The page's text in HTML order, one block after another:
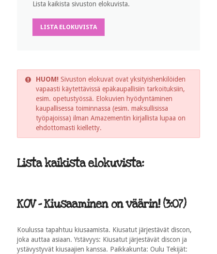
Lista kaikista sivuston elokuvista.
LISTA ELOKUVISTA
HUOM! Sivuston elokuvat ovat yksityishenkilöiden
vapaasti käytettävissä epäkaupallisiin tarkoituksiin,
esim. opetustyössä. Elokuvien hyödyntäminen
kaupallisessa toiminnassa (esim. maksullisissa
työpajoissa) ilman Amazementin kirjallista lupaa on
ehdottomasti kielletty.
Lista kaikista elokuvista:
KOV - Kiusaaminen on väärin! (3:07)
Koulussa tapahtuu kiusaamista. Kiusatut järjestävät discon,
joka auttaa asiaan. Ystävyys: Kiusatut järjestävät discon ja
ystävystyvät kiusaajien kanssa. Paikkakunta: Oulu Tekijät: